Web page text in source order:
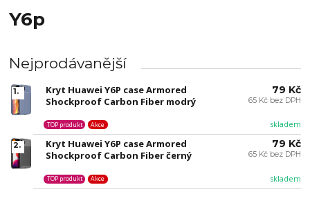
Y6p
Nejprodávanější
1.
Kryt Huawei Y6P case Armored
Shockproof Carbon Fiber modrý
skladem
TOP produkt Akce
79 Kč
65 Kč bez DPH
2.
Kryt Huawei Y6P case Armored
Shockproof Carbon Fiber černý
skladem
TOP produkt Akce
79 Kč
65 Kč bez DPH